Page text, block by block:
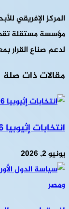
المركز الإفريقي
مؤسسة مستقلة تقدم
لدعم صناع القرار
مقالات ذات صلة
انتخابات إثيوبيا 2026 تعزيز الشرعية في واقع مأزوم
يونيو 2, 2026